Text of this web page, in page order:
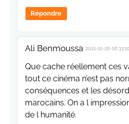
Répondre
Ali Benmoussa 2021-10-26 06:33:10
Que cache réellement ces
tout ce cinéma n’est pas
conséquences et les
marocains. On a l
de l humanité.